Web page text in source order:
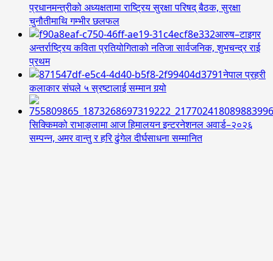
प्रधानमन्त्रीको अध्यक्षतामा राष्ट्रिय सुरक्षा परिषद् बैठक, सुरक्षा
चुनौतीमाथि गम्भीर छलफल
आरुष–टाइगर
अन्तर्राष्ट्रिय कविता प्रतियोगिताको नतिजा सार्वजनिक, शुभचन्द्र राई
प्रथम
नेपाल प्रहरी
कलाकार संघले ५ स्रष्टालाई सम्मान गर्‍यो
सिक्किमको राभाङ्लामा आज हिमालयन इन्टरनेशनल अवार्ड–२०२६
सम्पन्न, अमर वान्तु र हरि ढुंगेल दीर्घसाधना सम्मानित